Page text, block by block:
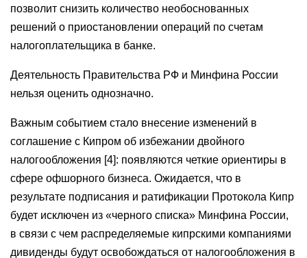
позволит снизить количество необоснованных
решений о приостановлении операций по счетам
налогоплательщика в банке.
Деятельность Правительства РФ и Минфина России
нельзя оценить однозначно.
Важным событием стало внесение изменений в
соглашение с Кипром об избежании двойного
налогообложения [4]: появляются четкие ориентиры в
сфере офшорного бизнеса. Ожидается, что в
результате подписания и ратификации Протокола Кипр
будет исключен из «черного списка» Минфина России,
в связи с чем распределяемые кипрскими компаниями
дивиденды будут освобождаться от налогообложения в